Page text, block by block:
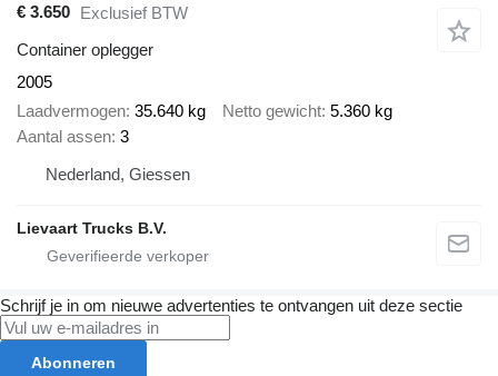
€ 3.650 Exclusief BTW
Container oplegger
2005
Laadvermogen 35.640 kg Netto gewicht 5.360 kg
Aantal assen 3
Nederland, Giessen
Lievaart Trucks B.V.
Schrijf je in om nieuwe advertenties te ontvangen uit deze sectie
Abonneren